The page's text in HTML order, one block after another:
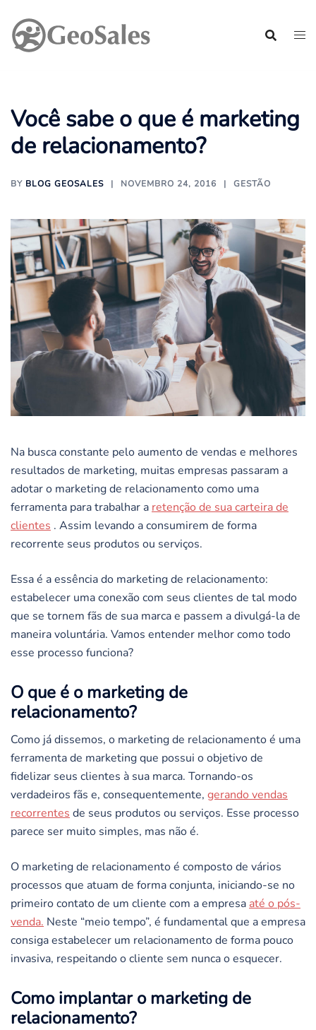
para
Você sabe o que é marketing
de relacionamento?
BY BLOG GEOSALES NOVEMBRO 24, 2016 GESTÃO
Na busca constante pelo aumento de vendas e melhores
resultados de marketing, muitas empresas passaram a
adotar o marketing de relacionamento como uma
ferramenta para trabalhar a retenção de sua carteira de
clientes . Assim levando a consumirem de forma
recorrente seus produtos ou serviços.
Essa é a essência do marketing de relacionamento:
estabelecer uma conexão com seus clientes de tal modo
que se tornem fãs de sua marca e passem a divulgá-la de
maneira voluntária. Vamos entender melhor como todo
esse processo funciona?
O que é o marketing de
relacionamento?
Como já dissemos, o marketing de relacionamento é uma
ferramenta de marketing que possui o objetivo de
fidelizar seus clientes à sua marca. Tornando-os
verdadeiros fãs e, consequentemente, gerando vendas
recorrentes de seus produtos ou serviços. Esse processo
parece ser muito simples, mas não é.
O marketing de relacionamento é composto de vários
processos que atuam de forma conjunta, iniciando-se no
primeiro contato de um cliente com a empresa até o pós-
venda. Neste “meio tempo”, é fundamental que a empresa
consiga estabelecer um relacionamento de forma pouco
invasiva, respeitando o cliente sem nunca o esquecer.
Como implantar o marketing de
relacionamento?